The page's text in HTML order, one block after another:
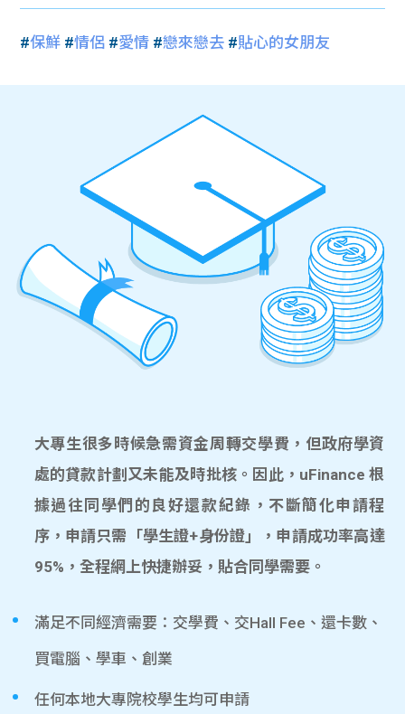
#保鮮 #情侶 #愛情 #戀來戀去 #貼心的女朋友
大專生很多時候急需資金周轉交學費，但政府學資
處的貸款計劃又未能及時批核。因此，uFinance 根
據過往同學們的良好還款紀錄，不斷簡化申請程
序，申請只需「學生證+身份證」，申請成功率高達
95%，全程網上快捷辦妥，貼合同學需要。
滿足不同經濟需要：交學費、交Hall Fee、還卡數、
買電腦、學車、創業
任何本地大專院校學生均可申請